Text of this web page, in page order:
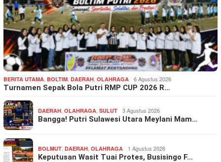
BERITA UTAMA BOLTIM DAERAH OLAHRAGA 6 Agustus 2026
Turnamen Sepak Bola Putri RMP CUP 2026 R…
DAERAH OLAHRAGA SULUT 3 Agustus 2026
Bangga! Putri Sulawesi Utara Meylani Mam…
BOLMUT DAERAH OLAHRAGA 1 Agustus 2026
Keputusan Wasit Tuai Protes, Busisingo F…